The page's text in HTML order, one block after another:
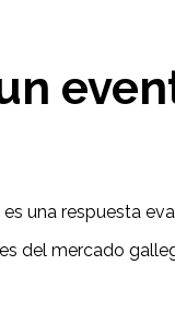
una respuesta
mercado